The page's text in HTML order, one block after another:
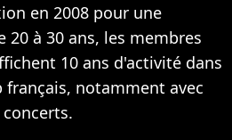
en 2008 pour une
20 à 30 ans, les membres
10 ans d'activité dans
notamment avec